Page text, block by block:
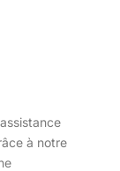
à notre